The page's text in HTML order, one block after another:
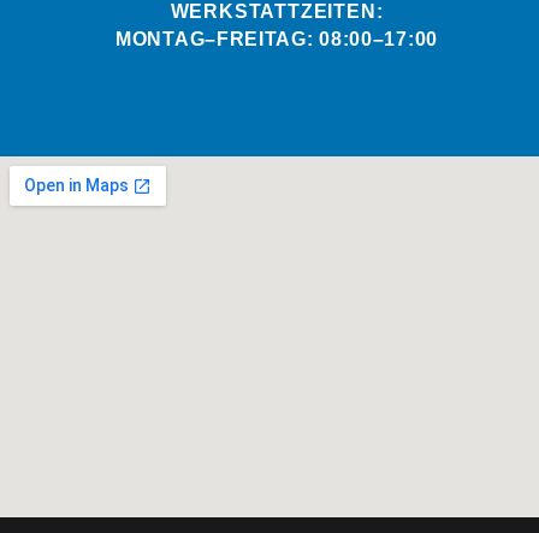
WERKSTATTZEITEN:
MONTAG–FREITAG: 08:00–17:00